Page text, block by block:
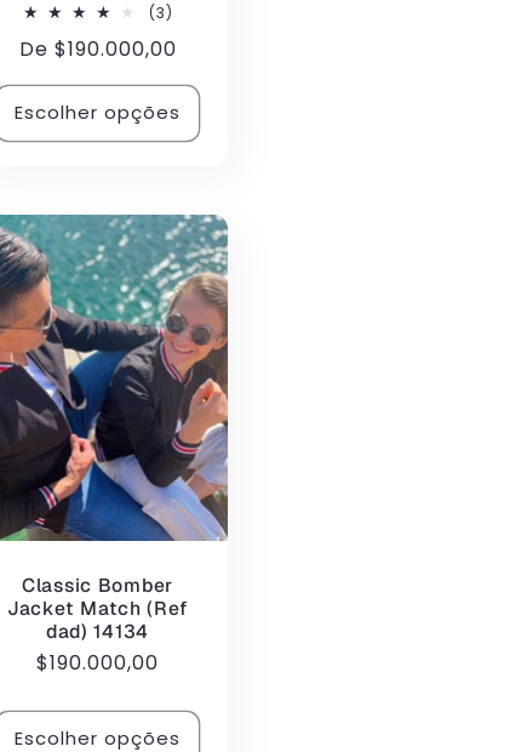
(3)
de
Preço
normal
De $190.000,00
Escolher opções
Classic Bomber
Jacket Match (Ref
dad) 14134
Preço
$190.000,00
Escolher opções